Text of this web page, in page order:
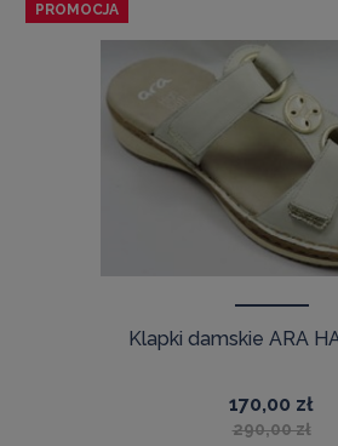
Klapki damskie ARA
170,00 zł
290,00 zł
PROMOCJA